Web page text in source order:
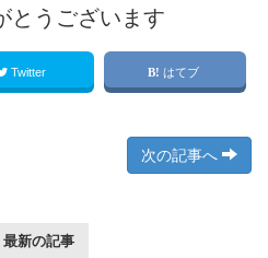
とうございます
Twitter はてブ
次の記事へ
最新の記事